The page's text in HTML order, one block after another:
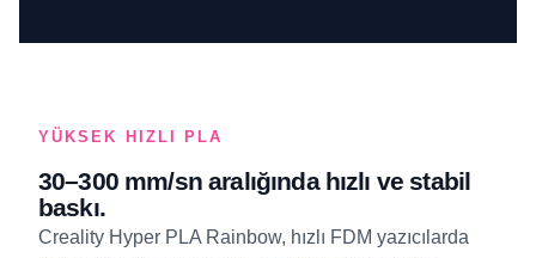
YÜKSEK HIZLI PLA
30–300 mm/sn aralığında hızlı ve stabil
baskı.
Creality Hyper PLA Rainbow, hızlı FDM yazıcılarda